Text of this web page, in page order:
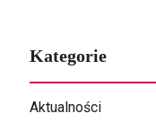
Kategorie
Aktualności